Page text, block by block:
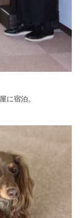
に宿泊。
閉じる
の方